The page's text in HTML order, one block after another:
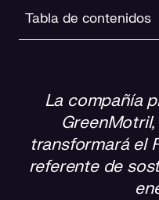
Tabla de contenidos
GreenMotril, la apuesta
Puerto de Motril
Un espacio de
La compañía
transformará el
referente de